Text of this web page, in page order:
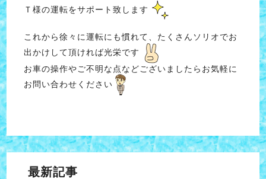
Ｔ様の運転をサポート致します
これから徐々に運転にも慣れて、たくさんソリオでお
出かけして頂ければ光栄です
お車の操作やご不明な点などございましたらお気軽に
お問い合わせください
最新記事